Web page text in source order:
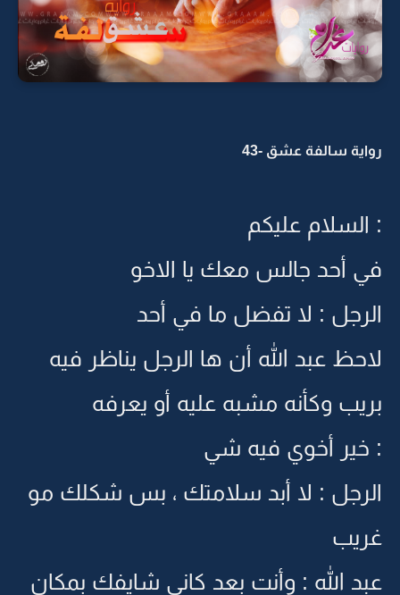
رواية سالفة عشق -43
: السلام عليكم
في أحد جالس معك يا الاخو
الرجل : لا تفضل ما في أحد
لاحظ عبد الله أن ها الرجل يناظر فيه
بريب وكأنه مشبه عليه أو يعرفه
: خير أخوي فيه شي
الرجل : لا أبد سلامتك ، بس شكلك مو
غريب
عبد الله : وأنت بعد كاني شايفك بمكان